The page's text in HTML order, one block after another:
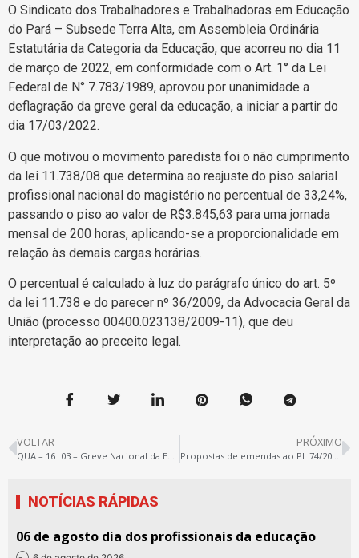
O Sindicato dos Trabalhadores e Trabalhadoras em Educação
do Pará – Subsede Terra Alta, em Assembleia Ordinária
Estatutária da Categoria da Educação, que acorreu no dia 11
de março de 2022, em conformidade com o Art. 1° da Lei
Federal de N° 7.783/1989, aprovou por unanimidade a
deflagração da greve geral da educação, a iniciar a partir do
dia 17/03/2022.
O que motivou o movimento paredista foi o não cumprimento
da lei 11.738/08 que determina ao reajuste do piso salarial
profissional nacional do magistério no percentual de 33,24%,
passando o piso ao valor de R$3.845,63 para uma jornada
mensal de 200 horas, aplicando-se a proporcionalidade em
relação às demais cargas horárias.
O percentual é calculado à luz do parágrafo único do art. 5º
da lei 11.738 e do parecer nº 36/2009, da Advocacia Geral da
União (processo 00400.023138/2009-11), que deu
interpretação ao preceito legal.
VOLTAR
QUA – 16|03 – Greve Nacional da Educação
PRÓXIMO
Propostas de emendas ao PL 74/2022: revisão geral de salários
NOTÍCIAS RÁPIDAS
06 de agosto dia dos profissionais da educação